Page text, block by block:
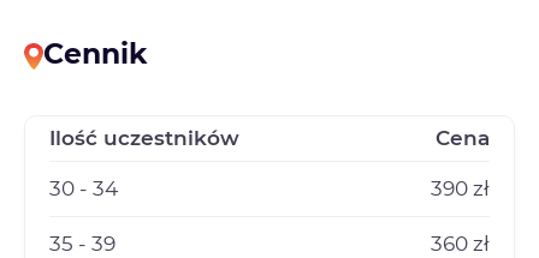
Cennik
Ilość uczestników Cena
30 - 34 390 zł
35 - 39 360 zł